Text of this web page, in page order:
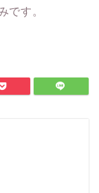
す。